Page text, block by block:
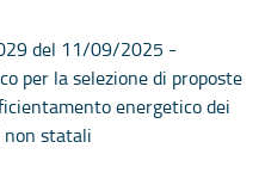
del 11/09/2025 -
per la selezione di proposte
energetico dei
statali